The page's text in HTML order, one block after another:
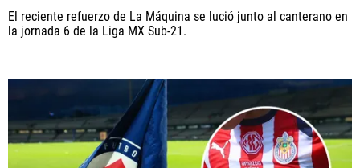
El reciente refuerzo de La Máquina se lució junto al canterano en
la jornada 6 de la Liga MX Sub-21.